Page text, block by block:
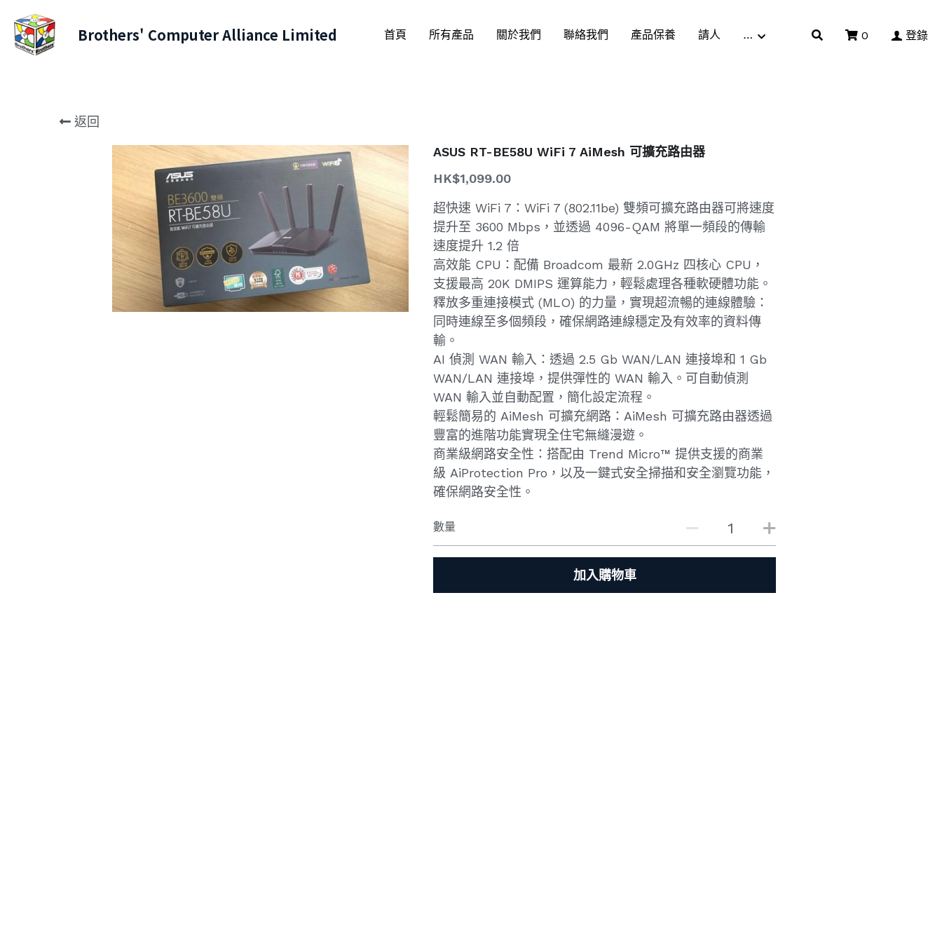
Brothers' Computer Alliance Limited 首頁 所有產品 關於我們 聯絡我們 產品保養 請人 … 0 登錄
返回
ASUS RT-BE58U WiFi 7 AiMesh 可擴充路由器
HK$1,099.00
超快速 WiFi 7：WiFi 7 (802.11be) 雙頻可擴充路由器可將速度
提升至 3600 Mbps，並透過 4096-QAM 將單一頻段的傳輸
速度提升 1.2 倍
高效能 CPU：配備 Broadcom 最新 2.0GHz 四核心 CPU，
支援最高 20K DMIPS 運算能力，輕鬆處理各種軟硬體功能。
釋放多重連接模式 (MLO) 的力量，實現超流暢的連線體驗：
同時連線至多個頻段，確保網路連線穩定及有效率的資料傳
輸。
AI 偵測 WAN 輸入：透過 2.5 Gb WAN/LAN 連接埠和 1 Gb
WAN/LAN 連接埠，提供彈性的 WAN 輸入。可自動偵測
WAN 輸入並自動配置，簡化設定流程。
輕鬆簡易的 AiMesh 可擴充網路：AiMesh 可擴充路由器透過
豐富的進階功能實現全住宅無縫漫遊。
商業級網路安全性：搭配由 Trend Micro™ 提供支援的商業
級 AiProtection Pro，以及一鍵式安全掃描和安全瀏覽功能，
確保網路安全性。
數量
加入購物車